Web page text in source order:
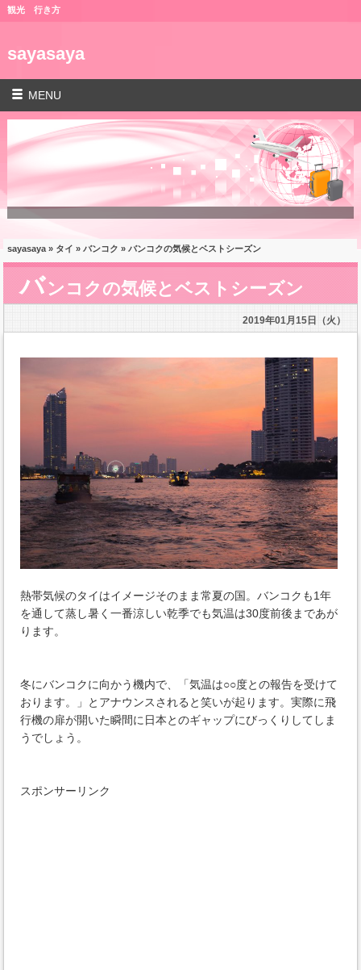
観光 行き方
sayasaya
MENU
sayasaya» タイ » バンコク » バンコクの気候とベストシーズン
バンコクの気候とベストシーズン
2019年01月15日（火）
熱帯気候のタイはイメージそのまま常夏の国。バンコクも1年
を通して蒸し暑く一番涼しい乾季でも気温は30度前後まであが
ります。
冬にバンコクに向かう機内で、「気温は○○度との報告を受けて
おります。」とアナウンスされると笑いが起ります。実際に飛
行機の扉が開いた瞬間に日本とのギャップにびっくりしてしま
うでしょう。
スポンサーリンク